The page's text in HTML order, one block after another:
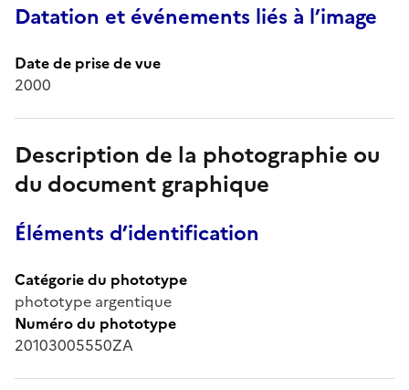
Datation et événements liés à l’image
Date de prise de vue
2000
Description de la photographie ou
du document graphique
Éléments d’identification
Catégorie du phototype
phototype argentique
Numéro du phototype
20103005550ZA